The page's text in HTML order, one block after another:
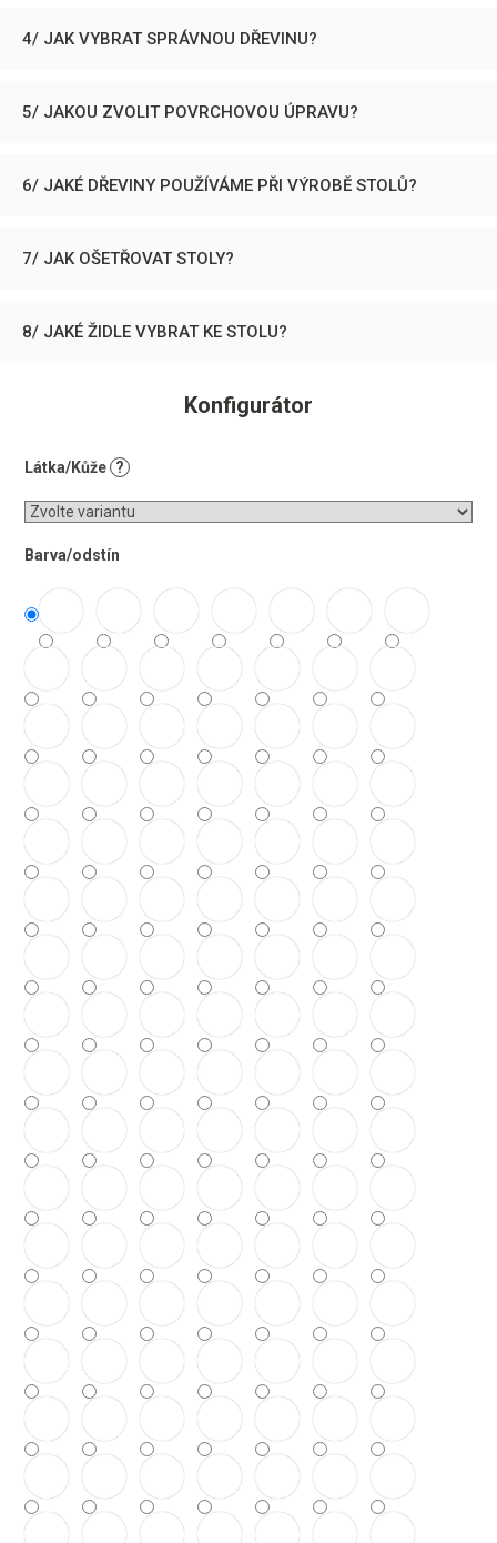
4/ JAK VYBRAT SPRÁVNOU DŘEVINU?
5/ JAKOU ZVOLIT POVRCHOVOU ÚPRAVU?
6/ JAKÉ DŘEVINY POUŽÍVÁME PŘI VÝROBĚ STOLŮ?
7/ JAK OŠETŘOVAT STOLY?
8/ JAKÉ ŽIDLE VYBRAT KE STOLU?
Konfigurátor
Látka/Kůže ?
Barva/odstín